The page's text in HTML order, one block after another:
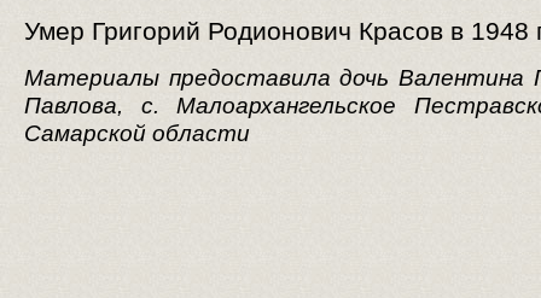
Умер Григорий Родионович Красов в 1948
Материалы предоставила дочь Валентина
Павлова, с. Малоархангельское
Самарской области